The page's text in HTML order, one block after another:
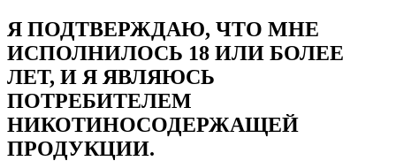
Я ПОДТВЕРЖДАЮ, ЧТО МНЕ
ИСПОЛНИЛОСЬ 18 ИЛИ БОЛЕЕ
ЛЕТ, И Я ЯВЛЯЮСЬ
ПОТРЕБИТЕЛЕМ
НИКОТИНОСОДЕРЖАЩЕЙ
ПРОДУКЦИИ.